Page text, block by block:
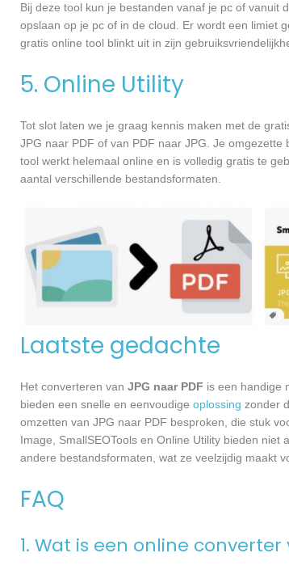
Bij deze tool kun je bestanden vanaf je pc of
opslaan op je pc of in de cloud. Er wordt een limiet
gratis online tool blinkt uit in zijn
5. Online Utility
Tot slot laten we je graag kennis maken met de
JPG naar PDF of van PDF naar JPG. Je
tool werkt helemaal online en is volledig gratis te
aantal verschillende bestandsformaten.
Laatste gedachte
Het converteren van JPG naar PDF is een handige
bieden een snelle en eenvoudige oplossing zonder
omzetten van JPG naar PDF besproken, die stuk
Image, SmallSEOTools en Online Utility bieden
andere bestandsformaten, wat ze veelzijdig maakt
FAQ
1. Wat is een online converter